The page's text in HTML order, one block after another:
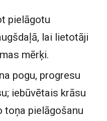
pielāgotu
lai lietotāji
mērķi.
pogu, progresu
iebūvētais krāsu
toņa pielāgošanu